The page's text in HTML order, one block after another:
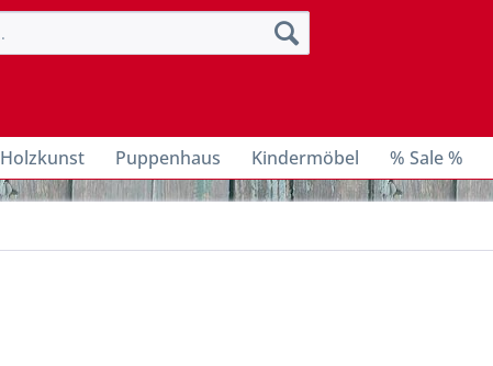
Holzkunst Puppenhaus Kindermöbel % Sale %